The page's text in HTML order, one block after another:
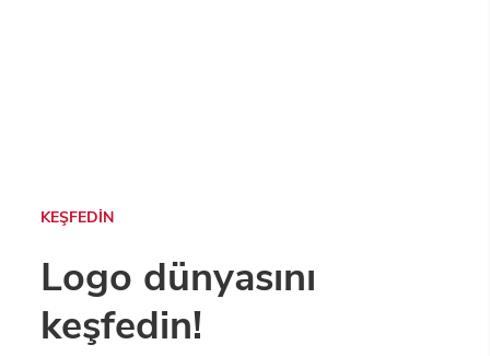
KEŞFEDİN
Logo dünyasını
keşfedin!